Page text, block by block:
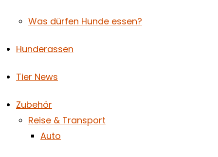
Was dürfen Hunde essen?
Hunderassen
Tier News
Zubehör
Reise & Transport
Auto